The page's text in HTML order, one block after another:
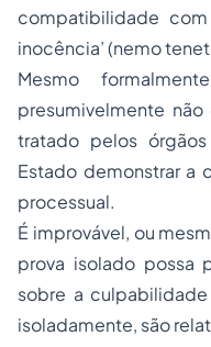
compatibilidade
inocência’ (nemo
Mesmo
presumivelmente
tratado pelos
Estado demonstrar a
processual.
É improvável, ou
prova isolado possa
sobre a
isoladamente, são